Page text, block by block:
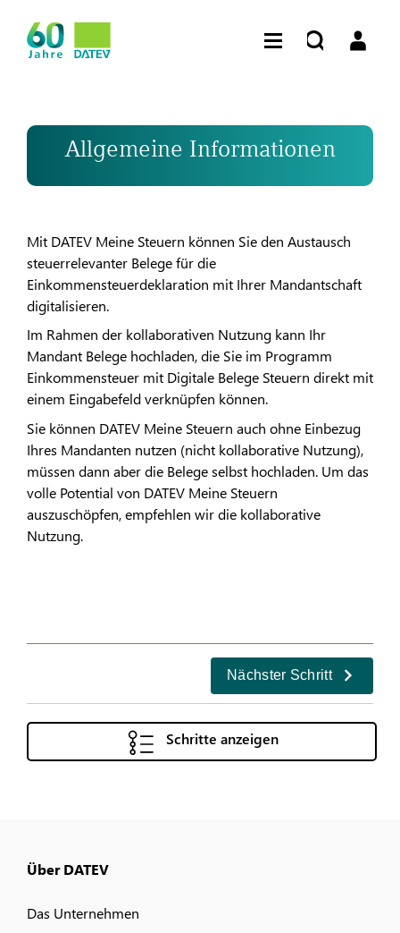
Allgemeine Informationen
Mit DATEV Meine Steuern können Sie den Austausch
steuerrelevanter Belege für die
Einkommensteuerdeklaration mit Ihrer Mandantschaft
digitalisieren.
​​Im Rahmen der kollaborativen Nutzung kann Ihr
Mandant Belege hochladen, die Sie im Programm
Einkommensteuer mit Digitale Belege Steuern direkt mit
einem Eingabefeld verknüpfen können.
Sie können DATEV Meine Steuern auch ohne Einbezug
Ihres Mandanten nutzen (nicht kollaborative Nutzung),
müssen dann aber die Belege selbst hochladen. Um das
volle Potential von DATEV Meine Steuern
auszuschöpfen, empfehlen wir die kollaborative
Nutzung.
Nächster Schritt
Schritte anzeigen
Über DATEV
Das Unternehmen